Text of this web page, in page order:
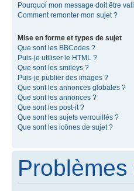
Pourquoi mon message doit être
Comment remonter mon sujet ?
Mise en forme et types de sujet
Que sont les BBCodes ?
Puis-je utiliser le HTML ?
Que sont les smileys ?
Puis-je publier des images ?
Que sont les annonces globales ?
Que sont les annonces ?
Que sont les post-it ?
Que sont les sujets verrouillés ?
Que sont les icônes de sujet ?
Problèmes